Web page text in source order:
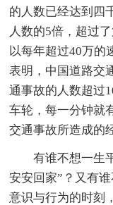
的人数已经达到四
人数的5倍，超过
以每年超过40万的
表明，中国道路交
通事故的人数超过
车轮，每一分钟就
交通事故所造成的
有谁不想一生
安安回家”？又有
意识与行为的时刻